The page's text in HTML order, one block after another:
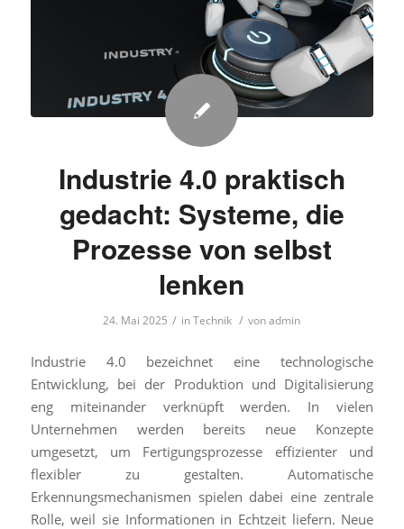
Industrie 4.0 praktisch
gedacht: Systeme, die
Prozesse von selbst
lenken
24. Mai 2025 / inTechnik / vonadmin
Industrie 4.0 bezeichnet eine technologische
Entwicklung, bei der Produktion und Digitalisierung
eng miteinander verknüpft werden. In vielen
Unternehmen werden bereits neue Konzepte
umgesetzt, um Fertigungsprozesse effizienter und
flexibler zu gestalten. Automatische
Erkennungsmechanismen spielen dabei eine zentrale
Rolle, weil sie Informationen in Echtzeit liefern. Neue